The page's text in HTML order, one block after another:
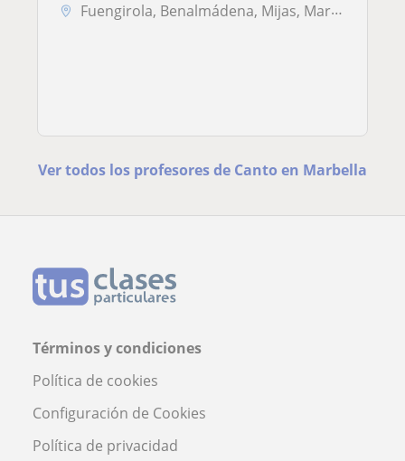
Fuengirola, Benalmádena, Mijas, Marbella, Torremolinos
Ver todos los profesores de Canto en Marbella
Términos y condiciones
Política de cookies
Configuración de Cookies
Política de privacidad